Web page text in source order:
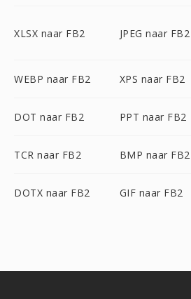
XLSX naar FB2 JPEG naar FB2
WEBP naar FB2 XPS naar FB2
DOT naar FB2 PPT naar FB2
TCR naar FB2 BMP naar FB2
DOTX naar FB2 GIF naar FB2